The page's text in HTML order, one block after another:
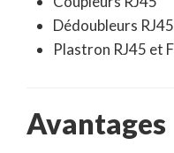
Dédoubleurs RJ45
Plastron RJ45 et
Avantages